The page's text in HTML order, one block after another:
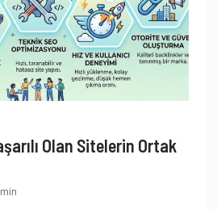
Olan Sitelerin Ortak